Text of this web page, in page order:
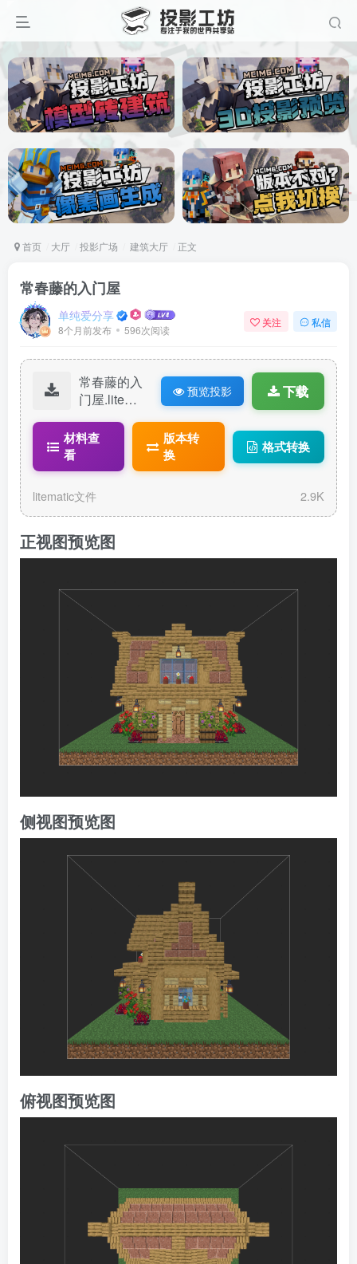
首页 大厅 投影广场 建筑大厅 正文
常春藤的入门屋
单纯爱分享
8个月前发布 596次阅读
关注 私信
常春藤的入
门屋.litemat
预览投影 下载
材料查
看
版本转
换
格式转换
litematic文件 2.9K
正视图预览图
侧视图预览图
俯视图预览图